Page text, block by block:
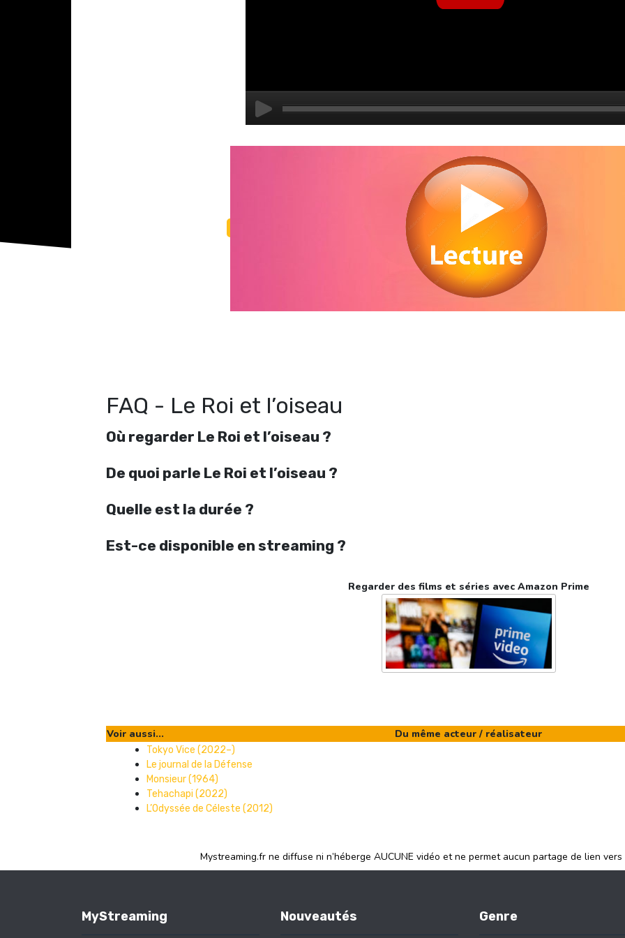
FAQ - Le Roi et l’oiseau
Où regarder Le Roi et l’oiseau ?
De quoi parle Le Roi et l’oiseau ?
Quelle est la durée ?
Est-ce disponible en streaming ?
Regarder des films et séries avec Amazon Prime
Voir aussi... Du même acteur / réalisateur
Tokyo Vice (2022–)
Le journal de la Défense
Monsieur (1964)
Tehachapi (2022)
L’Odyssée de Céleste (2012)
Mystreaming.fr ne diffuse ni n’héberge AUCUNE vidéo et ne permet aucun partage de lien
MyStreaming Nouveautés Genre